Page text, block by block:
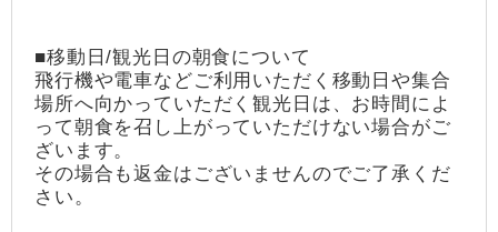
■移動日/観光日の朝食について
飛行機や電車などご利用いただく移動日や集合
場所へ向かっていただく観光日は、お時間によ
って朝食を召し上がっていただけない場合がご
ざいます。
その場合も返金はございませんのでご了承くだ
さい。